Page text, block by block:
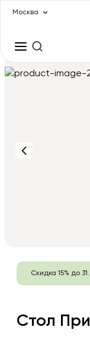
Москва
Скидка 15% до
Стол